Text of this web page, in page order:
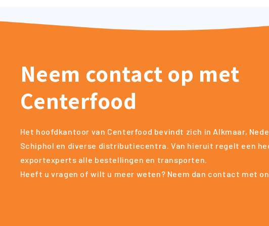
Neem contact op met
Centerfood
Het hoofdkantoor van Centerfood bevindt zich in Alkmaar,
Schiphol en diverse distributiecentra. Van hieruit regelt een
exportexperts alle bestellingen en transporten.
Heeft u vragen of wilt u meer weten? Neem dan contact met